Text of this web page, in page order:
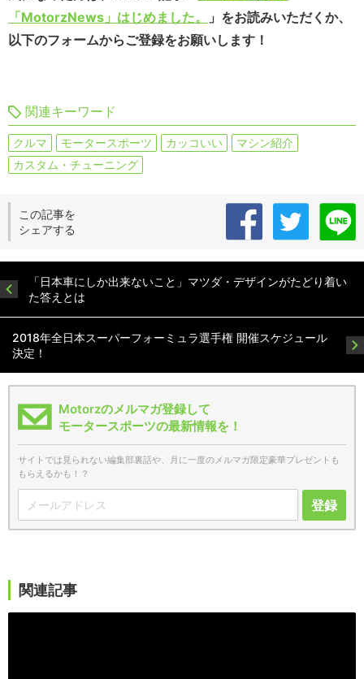
「MotorzNews」はじめました。
」をお読みいただくか、
以下のフォームからご登録をお願いします！
関連キーワード
クルマ モータースポーツ カッコいい
マシン紹介
カスタム・チューニング
この記事を
シェアする
「日本車にしか出来ないこと」マツダ・デザインがたどり着い
た答えとは
2018年全日本スーパーフォーミュラ選手権 開催スケジュール
決定！
Motorzのメルマガ登録して
モータースポーツの最新情報を！
サイトでは見られない編集部裏話や、月に一度のメルマガ限定豪華プレゼントも
もらえるかも！？
登録
関連記事